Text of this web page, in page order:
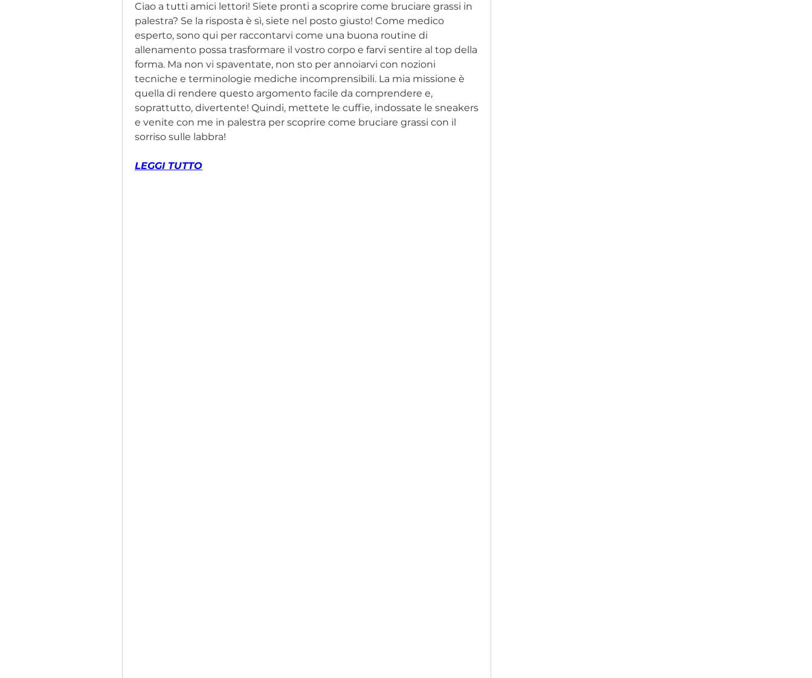
Ciao a tutti amici lettori! Siete pronti a scoprire come bruciare grassi in
palestra? Se la risposta è sì, siete nel posto giusto! Come medico
esperto, sono qui per raccontarvi come una buona routine di
allenamento possa trasformare il vostro corpo e farvi sentire al top della
forma. Ma non vi spaventate, non sto per annoiarvi con nozioni
tecniche e terminologie mediche incomprensibili. La mia missione è
quella di rendere questo argomento facile da comprendere e,
soprattutto, divertente! Quindi, mettete le cuffie, indossate le sneakers
e venite con me in palestra per scoprire come bruciare grassi con il
sorriso sulle labbra!
LEGGI TUTTO